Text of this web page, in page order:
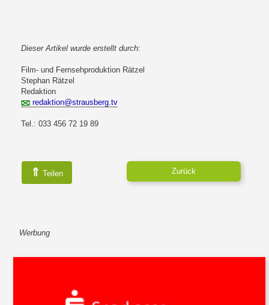
Dieser Artikel wurde erstellt durch:
Film- und Fernsehproduktion Rätzel
Stephan Rätzel
Redaktion
redaktion@strausberg.tv
Tel.: 033 456 72 19 89
⇑ Teilen Zurück
Werbung